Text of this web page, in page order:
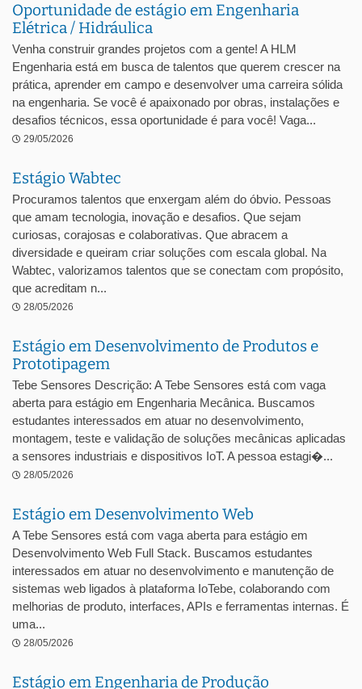
Oportunidade de estágio em Engenharia
Elétrica / Hidráulica
Venha construir grandes projetos com a gente! A HLM
Engenharia está em busca de talentos que querem crescer na
prática, aprender em campo e desenvolver uma carreira sólida
na engenharia. Se você é apaixonado por obras, instalações e
desafios técnicos, essa oportunidade é para você! Vaga...
29/05/2026
Estágio Wabtec
Procuramos talentos que enxergam além do óbvio. Pessoas
que amam tecnologia, inovação e desafios. Que sejam
curiosas, corajosas e colaborativas. Que abracem a
diversidade e queiram criar soluções com escala global. Na
Wabtec, valorizamos talentos que se conectam com propósito,
que acreditam n...
28/05/2026
Estágio em Desenvolvimento de Produtos e
Prototipagem
Tebe Sensores Descrição: A Tebe Sensores está com vaga
aberta para estágio em Engenharia Mecânica. Buscamos
estudantes interessados em atuar no desenvolvimento,
montagem, teste e validação de soluções mecânicas aplicadas
a sensores industriais e dispositivos IoT. A pessoa estagi�...
28/05/2026
Estágio em Desenvolvimento Web
A Tebe Sensores está com vaga aberta para estágio em
Desenvolvimento Web Full Stack. Buscamos estudantes
interessados em atuar no desenvolvimento e manutenção de
sistemas web ligados à plataforma IoTebe, colaborando com
melhorias de produto, interfaces, APIs e ferramentas internas. É
uma...
28/05/2026
Estágio em Engenharia de Produção